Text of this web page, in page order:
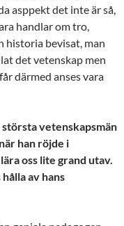
asppekt det inte är så,
handlar om tro,
historia bevisat, man
det vetenskap men
därmed anses vara
vetenskapsmän
han röjde i
oss lite grand utav.
av hans